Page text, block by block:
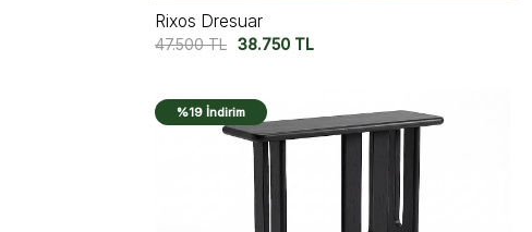
Rixos Dresuar
47.500TL 38.750 TL
%19 İndirim